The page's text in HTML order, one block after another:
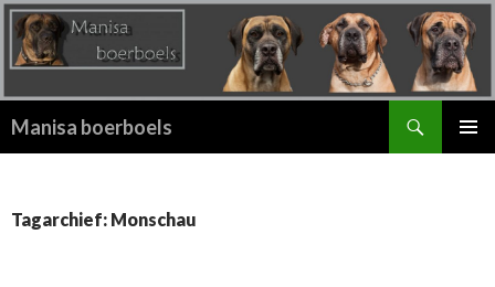
Manisa boerboels
Tagarchief: Monschau